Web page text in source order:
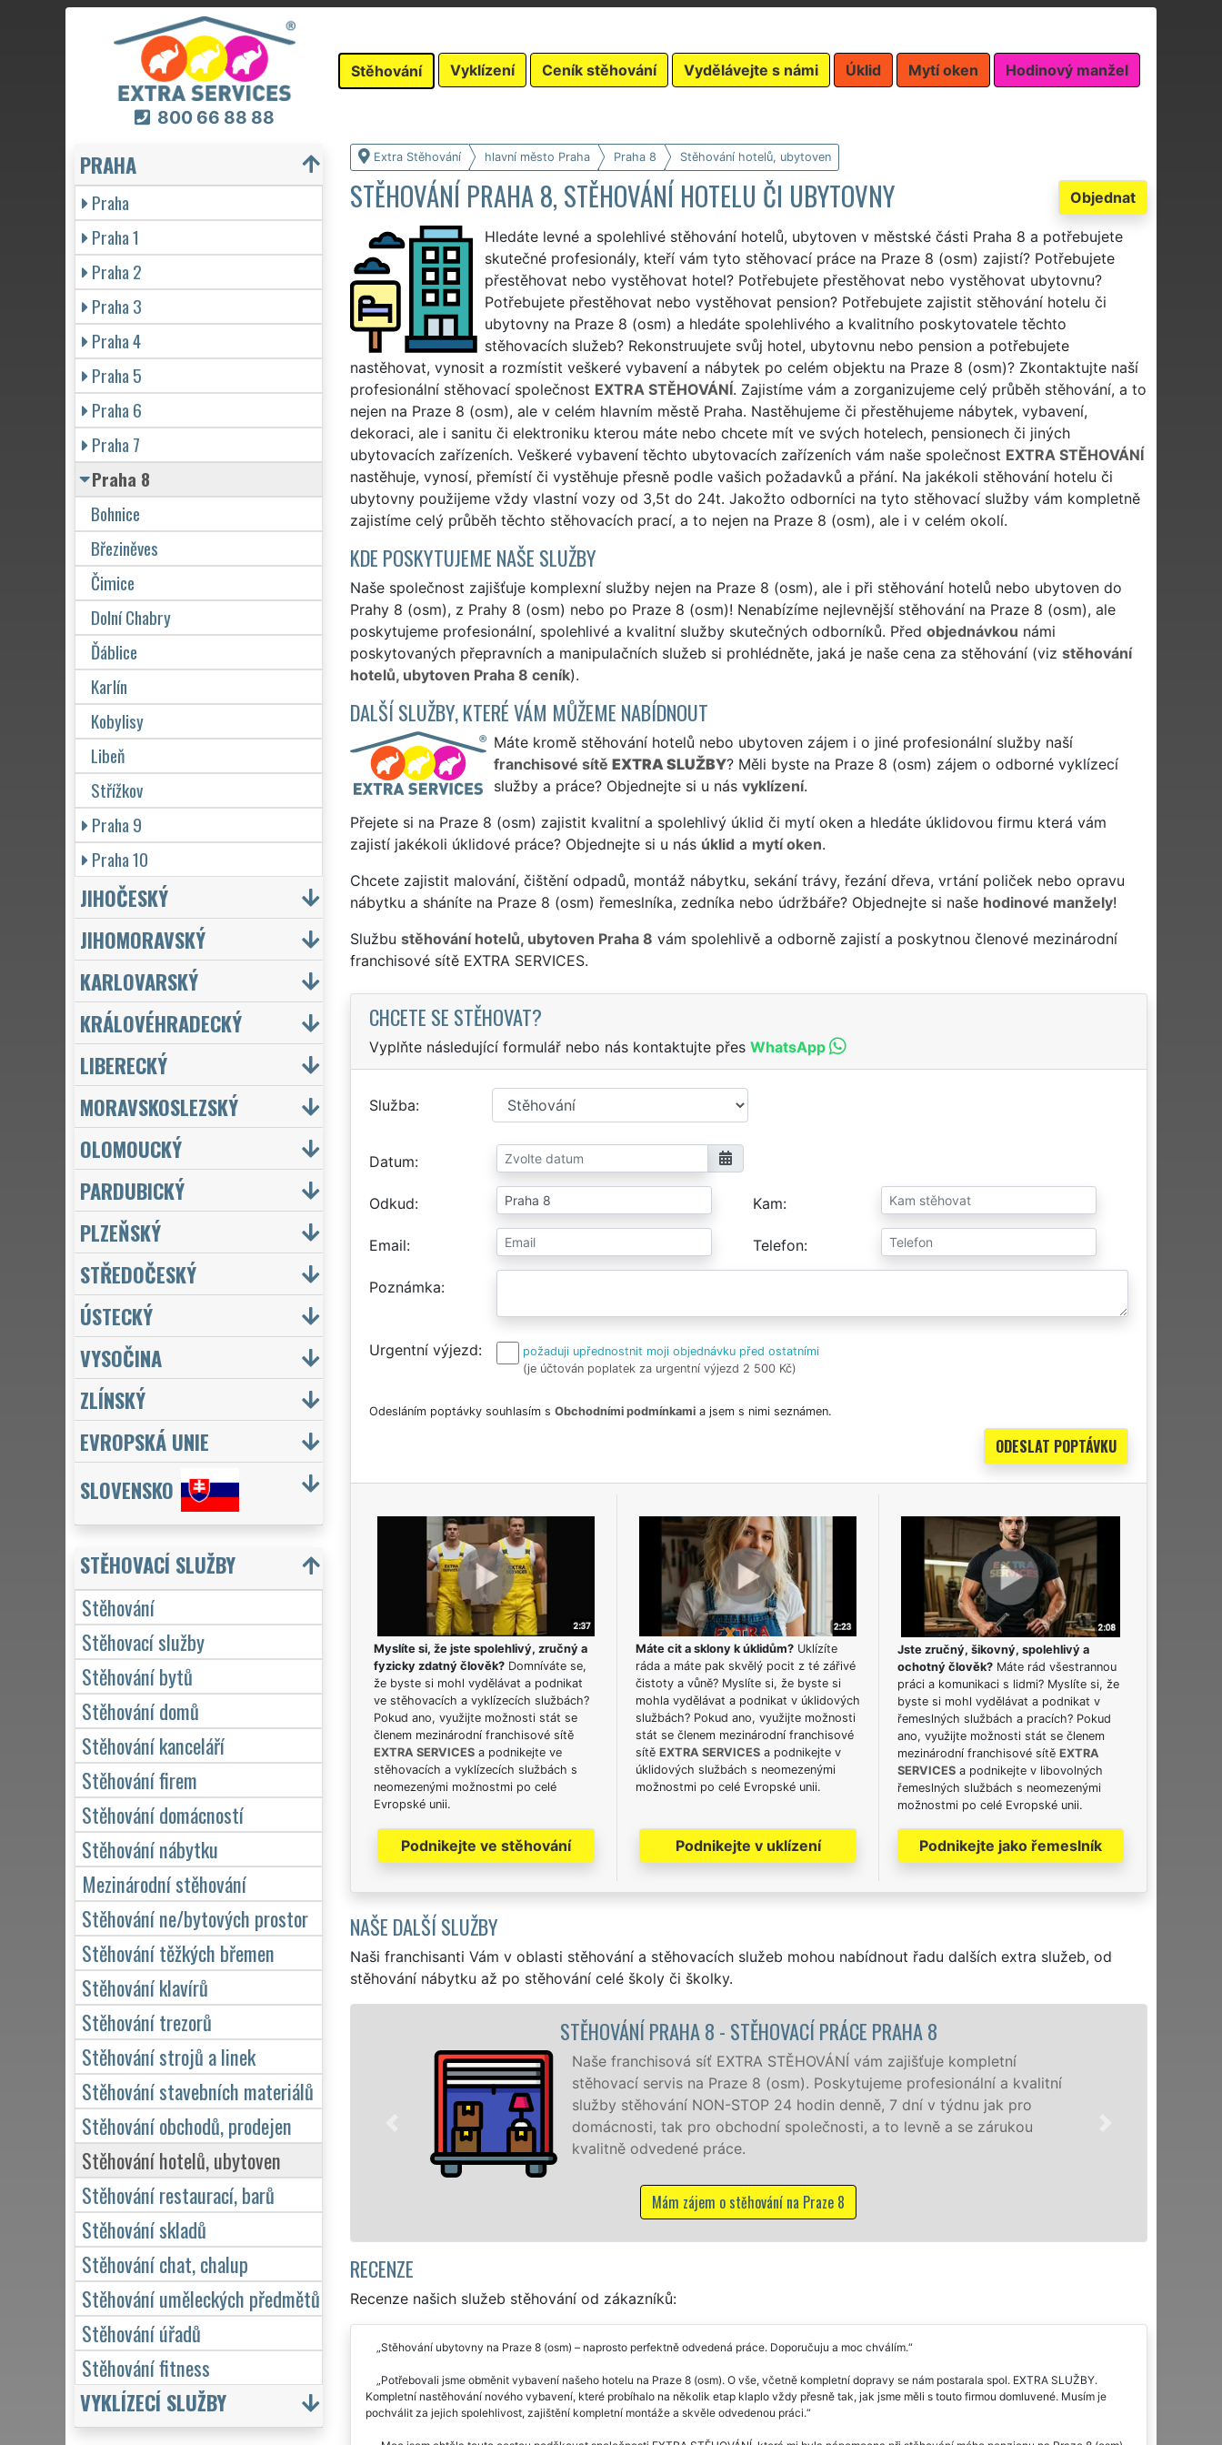
800 66 88 88
Stěhování Vyklízení Ceník stěhování Vydělávejte s námi Úklid Mytí oken Hodinový manžel
Extra Stěhování hlavní město Praha Praha 8 Stěhování hotelů, ubytoven
Objednat
STĚHOVÁNÍ PRAHA 8, STĚHOVÁNÍ HOTELU ČI UBYTOVNY
Hledáte levné a spolehlivé stěhování hotelů, ubytoven v městské části Praha 8 a potřebujete
skutečné profesionály, kteří vám tyto stěhovací práce na Praze 8 (osm) zajistí? Potřebujete
přestěhovat nebo vystěhovat hotel? Potřebujete přestěhovat nebo vystěhovat ubytovnu?
Potřebujete přestěhovat nebo vystěhovat pension? Potřebujete zajistit stěhování hotelu či
ubytovny na Praze 8 (osm) a hledáte spolehlivého a kvalitního poskytovatele těchto
stěhovacích služeb? Rekonstruujete svůj hotel, ubytovnu nebo pension a potřebujete
nastěhovat, vynosit a rozmístit veškeré vybavení a nábytek po celém objektu na Praze 8 (osm)? Zkontaktujte naší
profesionální stěhovací společnost EXTRA STĚHOVÁNÍ. Zajistíme vám a zorganizujeme celý průběh stěhování, a to
nejen na Praze 8 (osm), ale v celém hlavním městě Praha. Nastěhujeme či přestěhujeme nábytek, vybavení,
dekoraci, ale i sanitu či elektroniku kterou máte nebo chcete mít ve svých hotelech, pensionech či jiných
ubytovacích zařízeních. Veškeré vybavení těchto ubytovacích zařízeních vám naše společnost EXTRA STĚHOVÁNÍ
nastěhuje, vynosí, přemístí či vystěhuje přesně podle vašich požadavků a přání. Na jakékoli stěhování hotelu či
ubytovny použijeme vždy vlastní vozy od 3,5t do 24t. Jakožto odborníci na tyto stěhovací služby vám kompletně
zajistíme celý průběh těchto stěhovacích prací, a to nejen na Praze 8 (osm), ale i v celém okolí.
KDE POSKYTUJEME NAŠE SLUŽBY
Naše společnost zajišťuje komplexní služby nejen na Praze 8 (osm), ale i při stěhování hotelů nebo ubytoven do
Prahy 8 (osm), z Prahy 8 (osm) nebo po Praze 8 (osm)! Nenabízíme nejlevnější stěhování na Praze 8 (osm), ale
poskytujeme profesionální, spolehlivé a kvalitní služby skutečných odborníků. Před objednávkou námi
poskytovaných přepravních a manipulačních služeb si prohlédněte, jaká je naše cena za stěhování (viz stěhování
hotelů, ubytoven Praha 8 ceník).
DALŠÍ SLUŽBY, KTERÉ VÁM MŮŽEME NABÍDNOUT
Máte kromě stěhování hotelů nebo ubytoven zájem i o jiné profesionální služby naší
franchisové sítě EXTRA SLUŽBY? Měli byste na Praze 8 (osm) zájem o odborné vyklízecí
služby a práce? Objednejte si u nás vyklízení.
Přejete si na Praze 8 (osm) zajistit kvalitní a spolehlivý úklid či mytí oken a hledáte úklidovou firmu která vám
zajistí jakékoli úklidové práce? Objednejte si u nás úklid a mytí oken.
Chcete zajistit malování, čištění odpadů, montáž nábytku, sekání trávy, řezání dřeva, vrtání poliček nebo opravu
nábytku a sháníte na Praze 8 (osm) řemeslníka, zedníka nebo údržbáře? Objednejte si naše hodinové manžely!
Službu stěhování hotelů, ubytoven Praha 8 vám spolehlivě a odborně zajistí a poskytnou členové mezinárodní
franchisové sítě EXTRA SERVICES.
CHCETE SE STĚHOVAT?
Vyplňte následující formulář nebo nás kontaktujte přes WhatsApp
Služba
Datum
Odkud Kam
Email Telefon
Poznámka
Urgentní výjezd
požaduji upřednostnit moji objednávku před ostatními
(je účtován poplatek za urgentní výjezd 2 500 Kč)
Odesláním poptávky souhlasím s Obchodními podmínkamia jsem s nimi seznámen.
Myslíte si, že jste spolehlivý, zručný a
fyzicky zdatný člověk?Domníváte se,
že byste si mohl vydělávat a podnikat
ve stěhovacích a vyklízecích službách?
Pokud ano, využijte možnosti stát se
členem mezinárodní franchisové sítě
EXTRA SERVICESa podnikejte ve
stěhovacích a vyklízecích službách s
neomezenými možnostmi po celé
Evropské unii.
Podnikejte ve stěhování
Máte cit a sklony k úklidům?Uklízíte
ráda a máte pak skvělý pocit z té zářivé
čistoty a vůně? Myslíte si, že byste si
mohla vydělávat a podnikat v úklidových
službách? Pokud ano, využijte možnosti
stát se členem mezinárodní franchisové
sítě EXTRA SERVICESa podnikejte v
úklidových službách s neomezenými
možnostmi po celé Evropské unii.
Podnikejte v uklízení
Jste zručný, šikovný, spolehlivý a
ochotný člověk? Máte rád všestrannou
práci a komunikaci s lidmi? Myslíte si, že
byste si mohl vydělávat a podnikat v
řemeslných službách a pracích? Pokud
ano, využijte možnosti stát se členem
mezinárodní franchisové sítě EXTRA
SERVICES a podnikejte v libovolných
řemeslných službách s neomezenými
možnostmi po celé Evropské unii.
Podnikejte jako řemeslník
NAŠE DALŠÍ SLUŽBY
Naši franchisanti Vám v oblasti stěhování a stěhovacích služeb mohou nabídnout řadu dalších extra služeb, od
stěhování nábytku až po stěhování celé školy či školky.
STĚHOVÁNÍ PRAHA 8 - STĚHOVACÍ PRÁCE PRAHA 8
Naše franchisová síť EXTRA STĚHOVÁNÍ vám zajišťuje kompletní
stěhovací servis na Praze 8 (osm). Poskytujeme profesionální a kvalitní
služby stěhování NON-STOP 24 hodin denně, 7 dní v týdnu jak pro
domácnosti, tak pro obchodní společnosti, a to levně a se zárukou
kvalitně odvedené práce.
RECENZE
Recenze našich služeb stěhování od zákazníků:
Stěhování ubytovny na Praze 8 (osm) – naprosto perfektně odvedená práce. Doporučuju a moc chválím.
Potřebovali jsme obměnit vybavení našeho hotelu na Praze 8 (osm). O vše, včetně kompletní dopravy se nám postarala spol. EXTRA SLUŽBY.
Kompletní nastěhování nového vybavení, které probíhalo na několik etap klaplo vždy přesně tak, jak jsme měli s touto firmou domluvené. Musím je
pochválit za jejich spolehlivost, zajištění kompletní montáže a skvěle odvedenou práci.
PRAHA
Praha
Praha 1
Praha 2
Praha 3
Praha 4
Praha 5
Praha 6
Praha 7
Praha 8
Bohnice
Březiněves
Čimice
Dolní Chabry
Ďáblice
Karlín
Kobylisy
Libeň
Střížkov
Praha 9
Praha 10
JIHOČESKÝ
JIHOMORAVSKÝ
KARLOVARSKÝ
KRÁLOVÉHRADECKÝ
LIBERECKÝ
MORAVSKOSLEZSKÝ
OLOMOUCKÝ
PARDUBICKÝ
PLZEŇSKÝ
STŘEDOČESKÝ
ÚSTECKÝ
VYSOČINA
ZLÍNSKÝ
EVROPSKÁ UNIE
SLOVENSKO
STĚHOVACÍ SLUŽBY
Stěhování
Stěhovací služby
Stěhování bytů
Stěhování domů
Stěhování kanceláří
Stěhování firem
Stěhování domácností
Stěhování nábytku
Mezinárodní stěhování
Stěhování ne/bytových prostor
Stěhování těžkých břemen
Stěhování klavírů
Stěhování trezorů
Stěhování strojů a linek
Stěhování stavebních materiálů
Stěhování obchodů, prodejen
Stěhování hotelů, ubytoven
Stěhování restaurací, barů
Stěhování skladů
Stěhování chat, chalup
Stěhování uměleckých předmětů
Stěhování úřadů
Stěhování fitness
VYKLÍZECÍ SLUŽBY